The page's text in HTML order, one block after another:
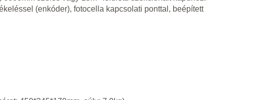
(enkóder), fotocella kapcsolati ponttal, beépített